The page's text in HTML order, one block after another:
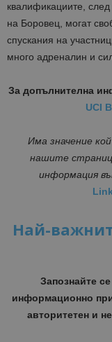
квалификациите,
на Боровец, могат
спускания на
много адреналин и
За допълнителна
UCI
Има значение
нашите
информация
Най-
Запознайте
информационно
авторитетен и